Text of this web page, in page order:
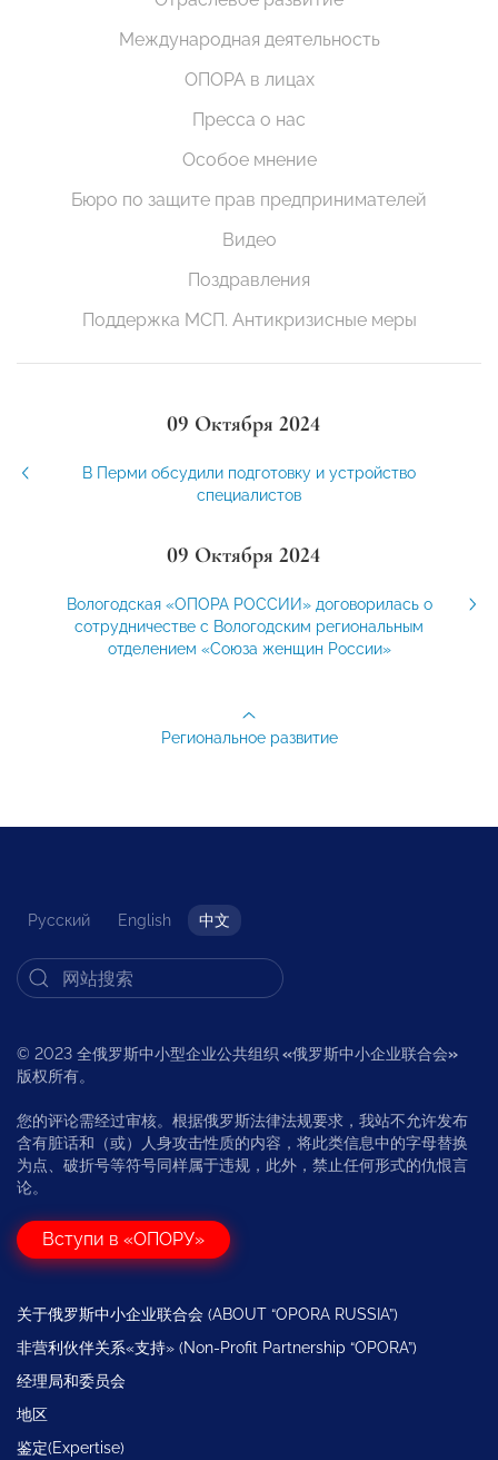
Международная деятельность
ОПОРА в лицах
Пресса о нас
Особое мнение
Бюро по защите прав предпринимателей
Видео
Поздравления
Поддержка МСП. Антикризисные меры
09 Октября 2024
В Перми обсудили подготовку и устройство
специалистов
09 Октября 2024
Вологодская «ОПОРА РОССИИ» договорилась о
сотрудничестве с Вологодским региональным
отделением «Союза женщин России»
Региональное развитие
Русский English 中文
© 2023 全俄罗斯中小型企业公共组织 «俄罗斯中小企业联合会»
版权所有。
您的评论需经过审核。根据俄罗斯法律法规要求，我站不允许发布
含有脏话和（或）人身攻击性质的内容，将此类信息中的字母替换
为点、破折号等符号同样属于违规，此外，禁止任何形式的仇恨言
论。
Вступи в «ОПОРУ»
关于俄罗斯中小企业联合会 (ABOUT “OPORA RUSSIA”)
非营利伙伴关系«支持» (Non-Profit Partnership “OPORA”)
经理局和委员会
地区
鉴定(Expertise)